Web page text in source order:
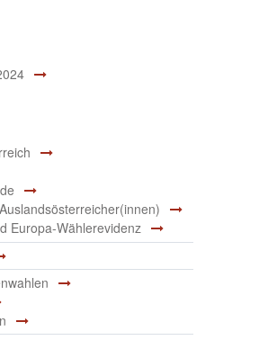
Europa-Wählerevidenz